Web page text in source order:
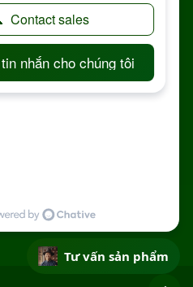
刈谷市神明町6丁目308番地 ファミ
Tư vấn sản phẩm